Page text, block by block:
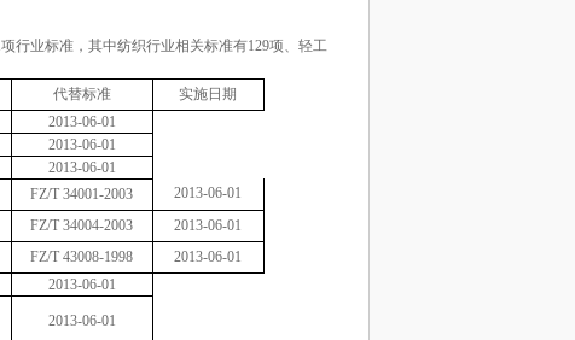
项行业标准，其中纺织行业相关标准有129项、轻工
代替标准
实施日期
2013-06-01
2013-06-01
2013-06-01
FZ/T 34001-2003
2013-06-01
FZ/T 34004-2003
2013-06-01
FZ/T 43008-1998
2013-06-01
2013-06-01
2013-06-01